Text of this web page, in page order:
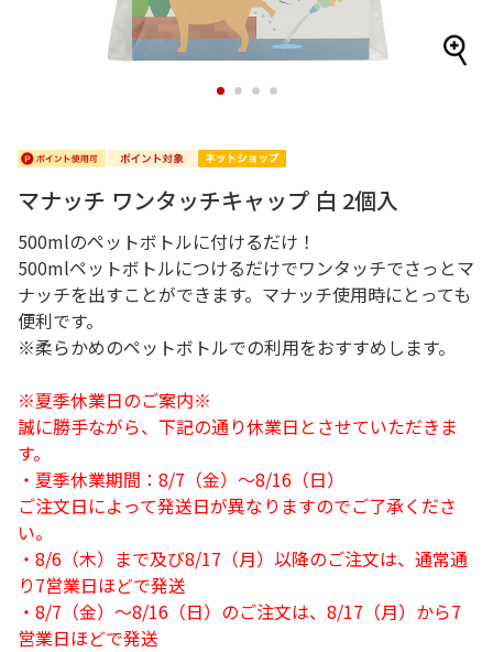
1 2 3 4
マナッチ ワンタッチキャップ 白 2個入
500mlのペットボトルに付けるだけ！
500mlペットボトルにつけるだけでワンタッチでさっとマ
ナッチを出すことができます。マナッチ使用時にとっても
便利です。
※柔らかめのペットボトルでの利用をおすすめします。
※夏季休業日のご案内※
誠に勝手ながら、下記の通り休業日とさせていただきま
す。
・夏季休業期間：8/7（金）～8/16（日）
ご注文日によって発送日が異なりますのでご了承くださ
い。
・8/6（木）まで及び8/17（月）以降のご注文は、通常通
り7営業日ほどで発送
・8/7（金）～8/16（日）のご注文は、8/17（月）から7
営業日ほどで発送